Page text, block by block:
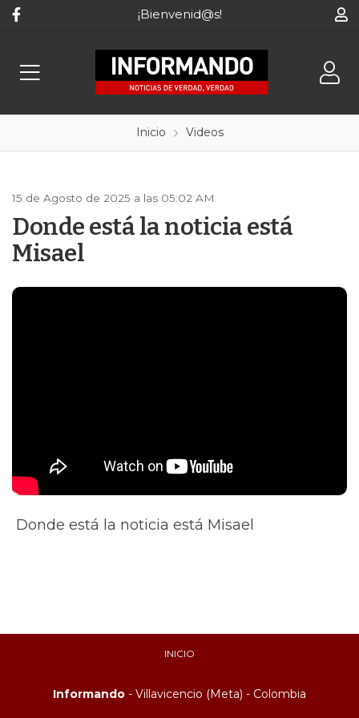
¡Bienvenid@s!
Inicio Videos
15 de Agosto de 2025 a las 05:02 AM
Donde está la noticia está
Misael
Donde está la noticia está Misael
INICIO
Informando - Villavicencio (Meta) - Colombia